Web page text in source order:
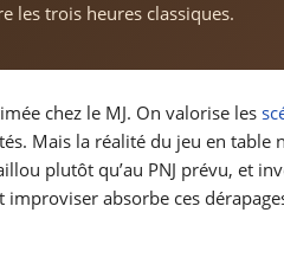
les trois heures classiques.
chez le MJ. On valorise les
Mais la réalité du jeu en table
plutôt qu’au PNJ prévu, et
absorbe ces